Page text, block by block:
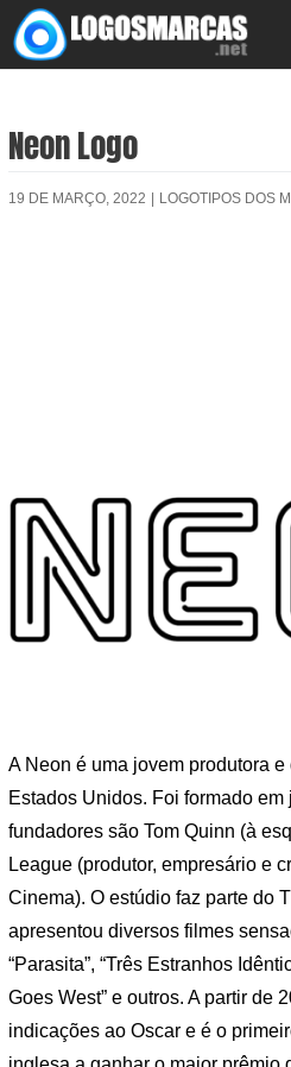
Skip
to
Neon Logo
19 DE MARÇO, 2022 LOGOTIPOS DOS
A Neon é uma jovem produtora
Estados Unidos. Foi formado
fundadores são Tom Quinn (à
League (produtor, empresário e
Cinema). O estúdio faz parte do
apresentou diversos filmes
“Parasita”, “Três Estranhos
Goes West” e outros. A partir de
indicações ao Oscar e é o